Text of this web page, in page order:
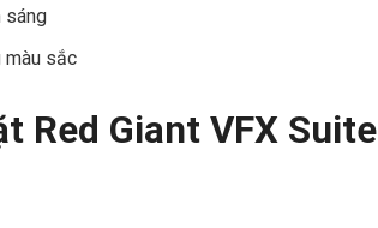
sáng
màu sắc
Red Giant VFX Suite